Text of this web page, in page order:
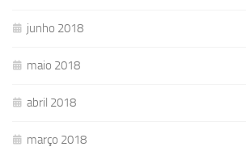
junho 2018
maio 2018
abril 2018
março 2018